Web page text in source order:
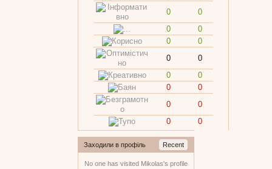
0
0
0
0
0
0
0
0
0
0
0
0
0
0
0
0
Заходили в профіль Recent
No one has visited Mikolas's profile